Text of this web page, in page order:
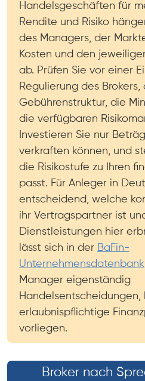
Handelsgeschäften für
Rendite und Risiko
des Managers, der
Kosten und den
ab. Prüfen Sie vor einer
Regulierung des Brokers,
Gebührenstruktur, die
die verfügbaren
Investieren Sie nur
verkraften können, und
die Risikostufe zu Ihren
passt. Für Anleger in
entscheidend, welche
ihr Vertragspartner ist
Dienstleistungen hier
lässt sich in der BaFin-
Unternehmensdatenbank
Manager eigenständig
Handelsentscheidungen,
erlaubnispflichtige
vorliegen.
Broker nach